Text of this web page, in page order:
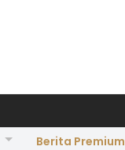
Berita Premium